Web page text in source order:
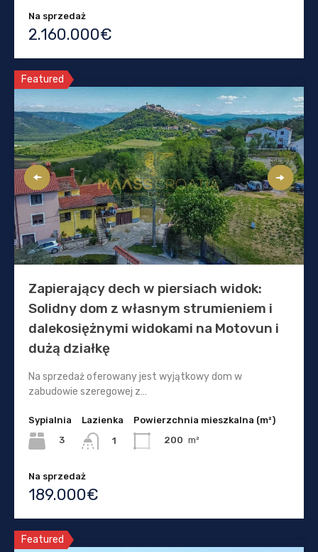
Na sprzedaż
2.160.000€
Featured
Zapierający dech w piersiach widok:
Solidny dom z własnym strumieniem i
dalekosiężnymi widokami na Motovun i
dużą działkę
Na sprzedaż oferowany jest wyjątkowy dom w
zabudowie szeregowej z…
Sypialnia
3
Lazienka
1
Powierzchnia mieszkalna (m²)
200 m²
Na sprzedaż
189.000€
Featured